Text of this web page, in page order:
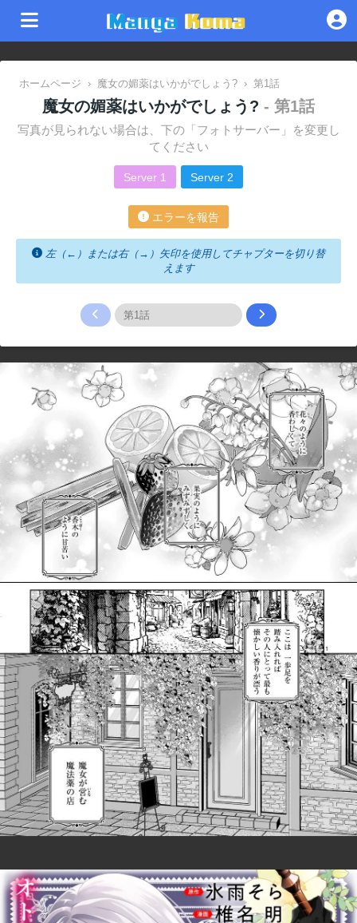
ホームページ › 魔女の媚薬はいかがでしょう? › 第1話
魔女の媚薬はいかがでしょう? - 第1話
写真が見られない場合は、下の「フォトサーバー」を変更し
てください
Server 1 Server 2
エラーを報告
左（←）または右（→）矢印を使用してチャプターを切り替
えます